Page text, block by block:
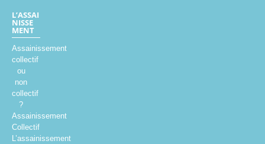
L’ASSAI
NISSE
MENT
Assainissement
collectif
ou
non
collectif
?
Assainissement
Collectif
L’assainissement